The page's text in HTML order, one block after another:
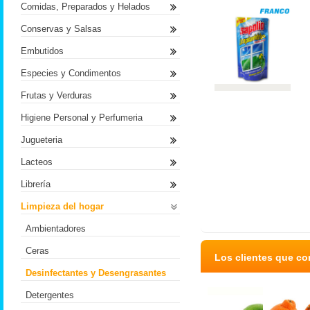
Los clientes que
Comidas, Preparados y Helados
Conservas y Salsas
Embutidos
Especies y Condimentos
Frutas y Verduras
Higiene Personal y Perfumeria
Jugueteria
Lacteos
Librería
Limpieza del hogar
Ambientadores
Ceras
Desinfectantes y Desengrasantes
Detergentes